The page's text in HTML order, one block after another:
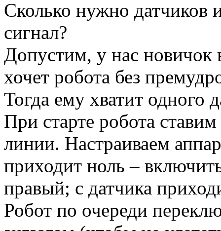
Сколько нужно датчиков
сигнал?
Допустим, у нас новичок
хочет робота без
Тогда ему хватит
При старте робота
линии. Настраиваем
приходит ноль –
правый; с датчика
Робот по очереди